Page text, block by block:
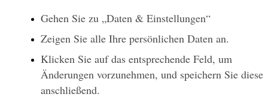
Gehen Sie zu „Daten & Einstellungen“
Zeigen Sie alle Ihre persönlichen Daten an.
Klicken Sie auf das entsprechende Feld, um
Änderungen vorzunehmen, und speichern Sie diese
anschließend.